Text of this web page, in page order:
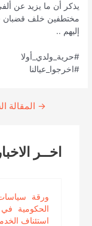
يذكر أن ما يزيد عن
مختطفين خلف قضبان
إليهم ..
#حرية_ولدي_أولا
#اخرجوا_عيالنا
Continue
→ المقالة
اخــر
ورقة
الحكومية
استئناف